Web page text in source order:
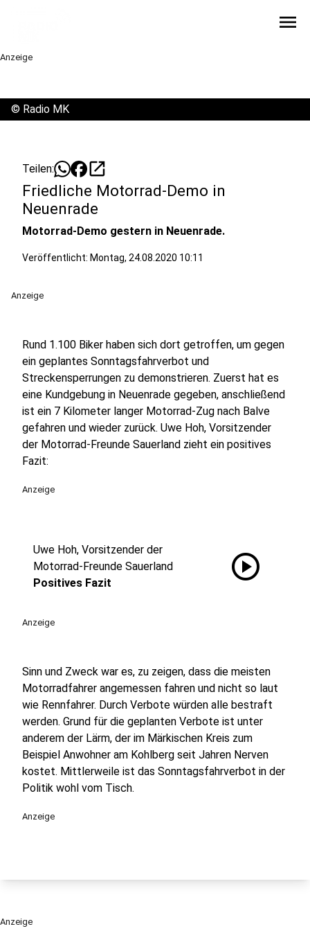
menu
Anzeige
© Radio MK
Teilen: open_in_new
Friedliche Motorrad-Demo in
Neuenrade
Motorrad-Demo gestern in Neuenrade.
Veröffentlicht: Montag, 24.08.2020 10:11
Anzeige
Rund 1.100 Biker haben sich dort getroffen, um gegen
ein geplantes Sonntagsfahrverbot und
Streckensperrungen zu demonstrieren. Zuerst hat es
eine Kundgebung in Neuenrade gegeben, anschließend
ist ein 7 Kilometer langer Motorrad-Zug nach Balve
gefahren und wieder zurück. Uwe Hoh, Vorsitzender
der Motorrad-Freunde Sauerland zieht ein positives
Fazit:
Anzeige
Uwe Hoh, Vorsitzender der
Motorrad-Freunde Sauerland
Positives Fazit
play_circle
Anzeige
Sinn und Zweck war es, zu zeigen, dass die meisten
Motorradfahrer angemessen fahren und nicht so laut
wie Rennfahrer. Durch Verbote würden alle bestraft
werden. Grund für die geplanten Verbote ist unter
anderem der Lärm, der im Märkischen Kreis zum
Beispiel Anwohner am Kohlberg seit Jahren Nerven
kostet. Mittlerweile ist das Sonntagsfahrverbot in der
Politik wohl vom Tisch.
Anzeige
Anzeige